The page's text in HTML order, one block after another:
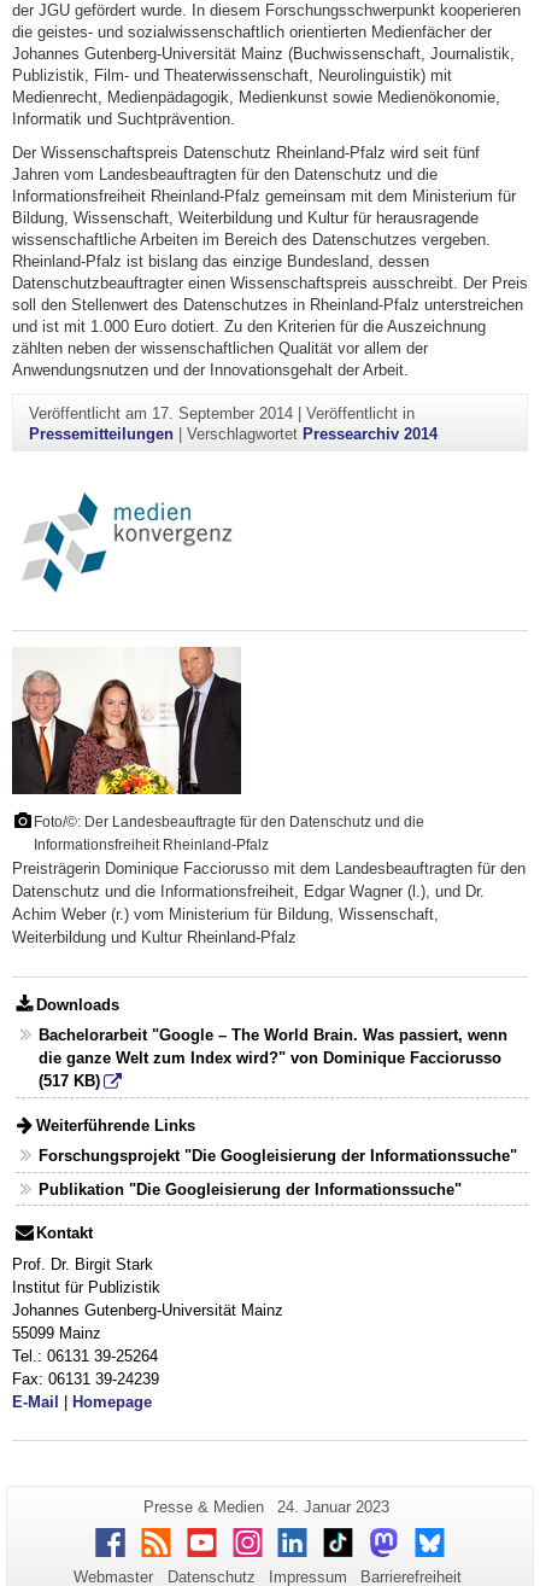
der JGU gefördert wurde. In diesem Forschungsschwerpunkt kooperieren
die geistes- und sozialwissenschaftlich orientierten Medienfächer der
Johannes Gutenberg-Universität Mainz (Buchwissenschaft, Journalistik,
Publizistik, Film- und Theaterwissenschaft, Neurolinguistik) mit
Medienrecht, Medienpädagogik, Medienkunst sowie Medienökonomie,
Informatik und Suchtprävention.
Der Wissenschaftspreis Datenschutz Rheinland-Pfalz wird seit fünf
Jahren vom Landesbeauftragten für den Datenschutz und die
Informationsfreiheit Rheinland-Pfalz gemeinsam mit dem Ministerium für
Bildung, Wissenschaft, Weiterbildung und Kultur für herausragende
wissenschaftliche Arbeiten im Bereich des Datenschutzes vergeben.
Rheinland-Pfalz ist bislang das einzige Bundesland, dessen
Datenschutzbeauftragter einen Wissenschaftspreis ausschreibt. Der Preis
soll den Stellenwert des Datenschutzes in Rheinland-Pfalz unterstreichen
und ist mit 1.000 Euro dotiert. Zu den Kriterien für die Auszeichnung
zählten neben der wissenschaftlichen Qualität vor allem der
Anwendungsnutzen und der Innovationsgehalt der Arbeit.
Veröffentlicht am 17. September 2014| Veröffentlicht in
Pressemitteilungen| Verschlagwortet Pressearchiv 2014
Foto/©: Der Landesbeauftragte für den Datenschutz und die
Informationsfreiheit Rheinland-Pfalz
Preisträgerin Dominique Facciorusso mit dem Landesbeauftragten für den
Datenschutz und die Informationsfreiheit, Edgar Wagner (l.), und Dr.
Achim Weber (r.) vom Ministerium für Bildung, Wissenschaft,
Weiterbildung und Kultur Rheinland-Pfalz
Downloads
Bachelorarbeit "Google – The World Brain. Was passiert, wenn
die ganze Welt zum Index wird?" von Dominique Facciorusso
(517 KB)
Weiterführende Links
Forschungsprojekt "Die Googleisierung der Informationssuche"
Publikation "Die Googleisierung der Informationssuche"
Kontakt
Prof. Dr. Birgit Stark
Institut für Publizistik
Johannes Gutenberg-Universität Mainz
55099 Mainz
Tel.: 06131 39-25264
Fax: 06131 39-24239
E-Mail | Homepage
Zusätzliche
Informationen
zu
Seiten-
Name:
Presse & Medien
Letzte
Aktualisierung:
24. Januar 2023
Facebook
RSS YoutubeInstagram
LinkedInTikTokMastodonBluesky
Webmaster Datenschutz Impressum Barrierefreiheit